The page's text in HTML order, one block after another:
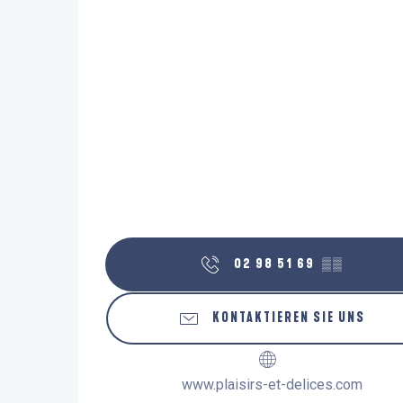
02 98 51 69 ▒▒
KONTAKTIEREN SIE UNS
www.plaisirs-et-delices.com